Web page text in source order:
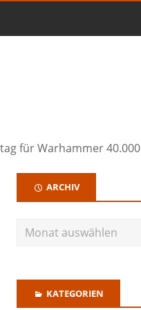
für Warhammer 40.000
ARCHIV
KATEGORIEN